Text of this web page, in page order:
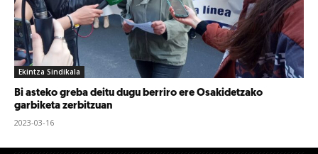
Ekintza Sindikala
Bi asteko greba deitu dugu berriro ere Osakidetzako
garbiketa zerbitzuan
2023-03-16